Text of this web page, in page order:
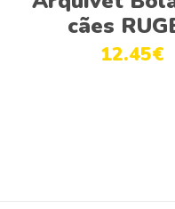
cães
12.45€